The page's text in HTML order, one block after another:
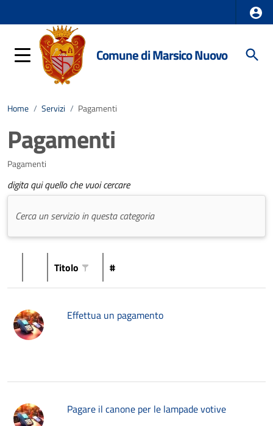
Comune di Marsico Nuovo
Home / Servizi / Pagamenti
Pagamenti
Pagamenti
digita qui quello che vuoi cercare
Titolo #
Effettua un pagamento
Pagare il canone per le lampade votive